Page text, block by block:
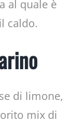
al quale è
caldo.
di limone,
mix di